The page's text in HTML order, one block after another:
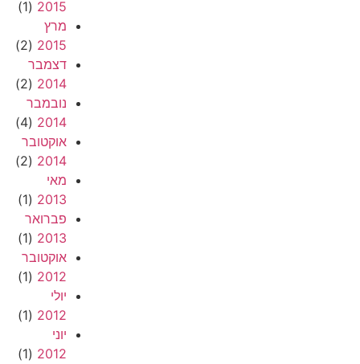
2015
(1)
מרץ
2015
(2)
דצמבר
2014
(2)
נובמבר
2014
(4)
אוקטובר
2014
(2)
מאי
2013
(1)
פברואר
2013
(1)
אוקטובר
2012
(1)
יולי
2012
(1)
יוני
2012
(1)